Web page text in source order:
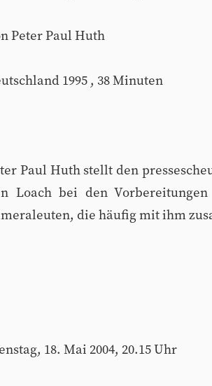
Peter Paul Huth
1995 , 38 Minuten
Paul Huth stellt den
Loach bei den
die häufig mit ihm
18. Mai 2004, 20.15 Uhr